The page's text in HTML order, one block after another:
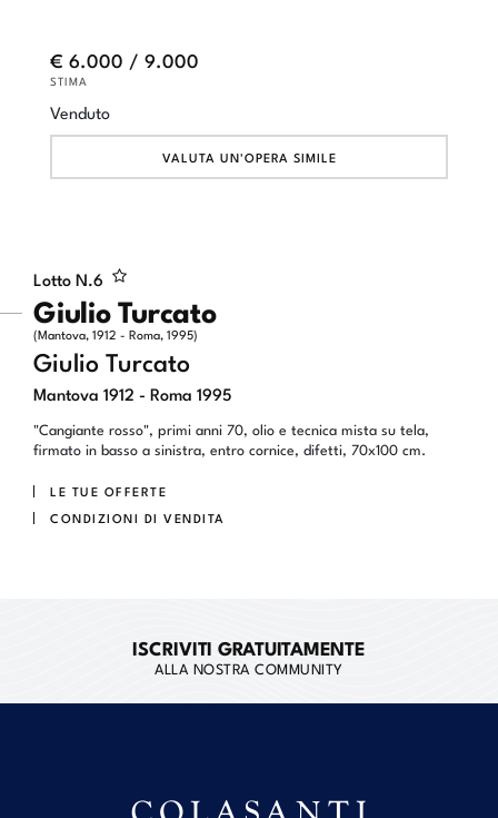
Lotto N.6
Giulio Turcato
(Mantova, 1912 - Roma, 1995)
Giulio Turcato
Mantova 1912 - Roma 1995
"Cangiante rosso", primi anni 70, olio e tecnica mista su tela,
firmato in basso a sinistra, entro cornice, difetti, 70x100 cm.
LE TUE OFFERTE
CONDIZIONI DI VENDITA
€ 6.000 / 9.000
STIMA
Venduto
VALUTA UN'OPERA SIMILE
ISCRIVITI GRATUITAMENTE
ALLA NOSTRA COMMUNITY